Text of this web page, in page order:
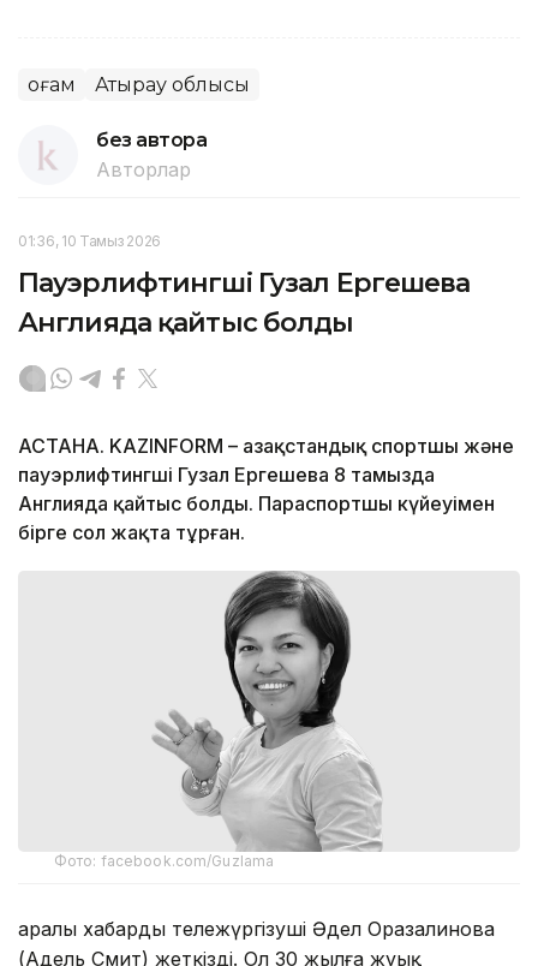
Қоғам Атырау облысы
без автора
Авторлар
01:36, 10 Тамыз 2026
Пауэрлифтингші Гузал Ергешева
Англияда қайтыс болды
АСТАНА. KAZINFORM – Қазақстандық спортшы және
пауэрлифтингші Гузал Ергешева 8 тамызда
Англияда қайтыс болды. Параспортшы күйеуімен
бірге сол жақта тұрған.
Фото: facebook.com/Guzlama
Қаралы хабарды тележүргізуші Әдел Оразалинова
(Адель Смит) жеткізді. Ол 30 жылға жуық